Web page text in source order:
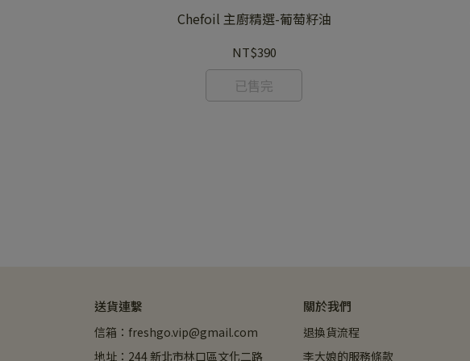
Chefoil 主廚精選-葡萄籽油
NT$390
已售完
送貨連繫
信箱：freshgo.vip@gmail.com
地址：244 新北市林口區文化二路
關於我們
退換貨流程
李大娘的服務條款